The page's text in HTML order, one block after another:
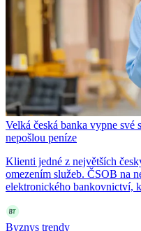
Velká česká banka vypne své
nepošlou peníze
Klienti jedné z největších
omezením služeb. ČSOB na
elektronického bankovnictví,
Byznys trendy